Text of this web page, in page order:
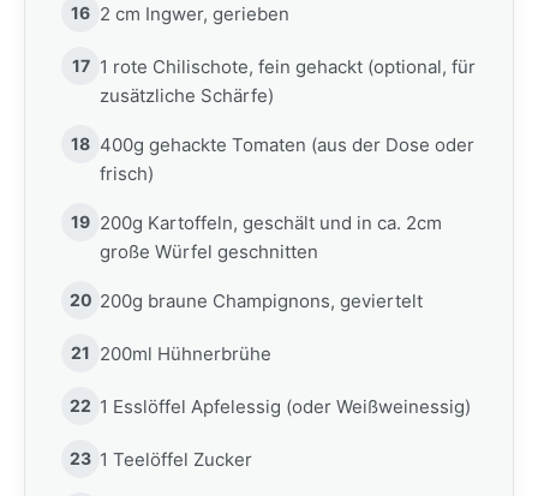
16 2 cm Ingwer, gerieben
17 1 rote Chilischote, fein gehackt (optional, für
zusätzliche Schärfe)
18 400g gehackte Tomaten (aus der Dose oder
frisch)
19 200g Kartoffeln, geschält und in ca. 2cm
große Würfel geschnitten
20 200g braune Champignons, geviertelt
21 200ml Hühnerbrühe
22 1 Esslöffel Apfelessig (oder Weißweinessig)
23 1 Teelöffel Zucker